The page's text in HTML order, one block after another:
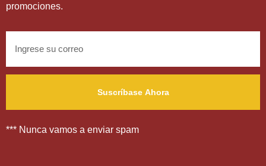
promociones.
*** Nunca vamos a enviar spam